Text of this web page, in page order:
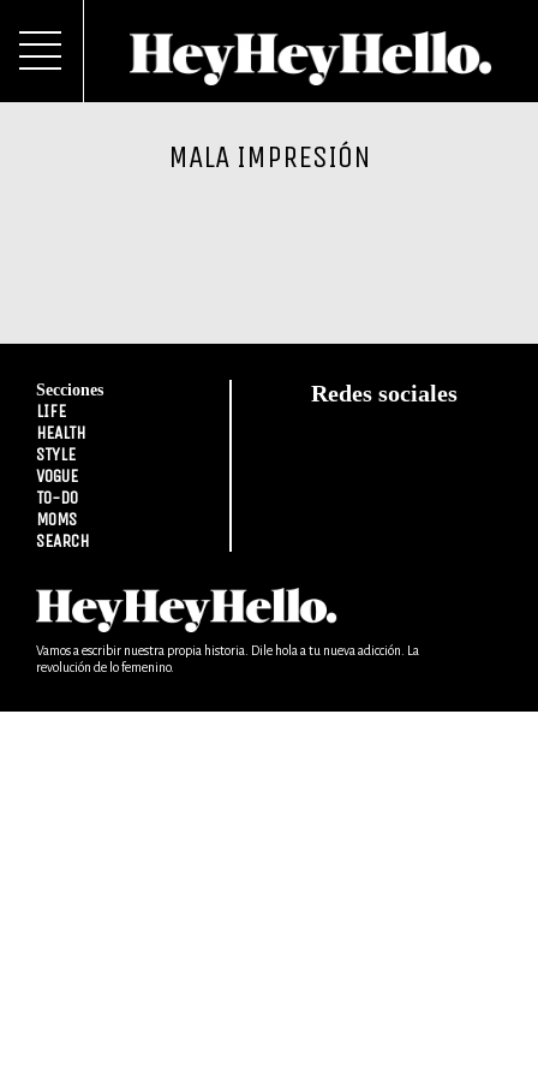
MALA IMPRESIÓN
Secciones
LIFE
HEALTH
STYLE
VOGUE
TO-DO
MOMS
SEARCH
Redes sociales
Vamos a escribir nuestra propia historia. Dile hola a tu nueva adicción. La
revolución de lo femenino.